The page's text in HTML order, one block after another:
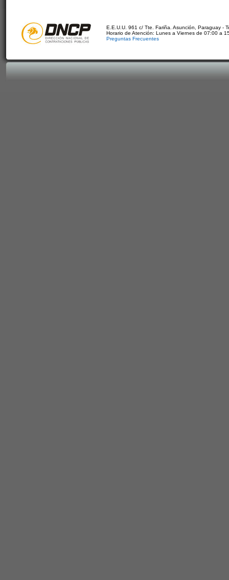
E.E.U.U. 961 c/ Tte. Fariña. Asunción, Paraguay -
Horario de Atención: Lunes a Viernes de 07:00 a
Preguntas Frecuentes